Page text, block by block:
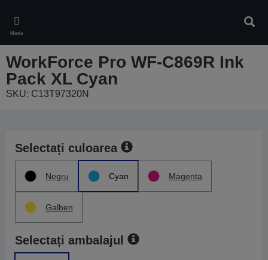
main
content
Meniu
WorkForce Pro WF-C869R Ink
Pack XL Cyan
SKU: C13T97320N
Selectați culoarea
Negru Cyan Magenta
Galben
Selectați ambalajul